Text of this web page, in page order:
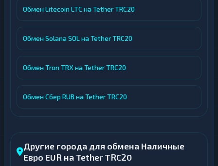
Обмен Litecoin LTC на Tether TRC20
Обмен Solana SOL на Tether TRC20
Обмен Tron TRX на Tether TRC20
Обмен Сбер RUB на Tether TRC20
Другие города для обмена Наличные
Евро EUR на Tether TRC20